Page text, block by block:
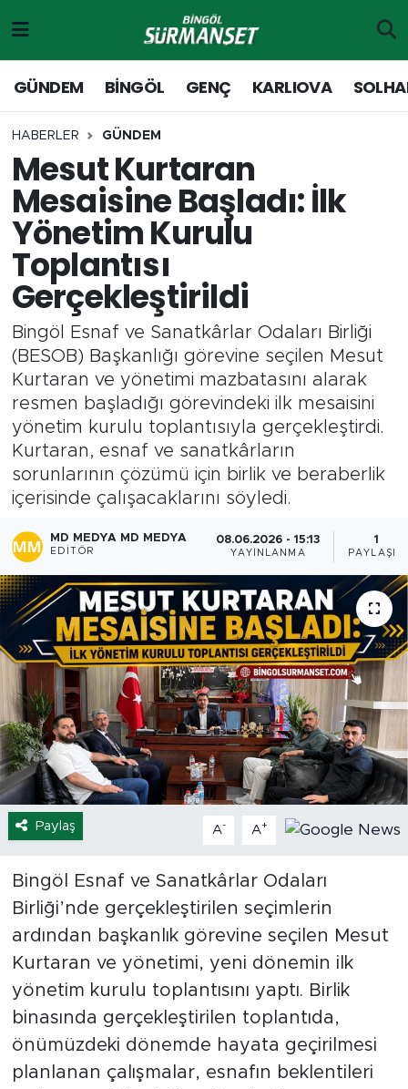
GÜNDEM BİNGÖL GENÇ KARLIOVA
HABERLER GÜNDEM
Mesut Kurtaran
Mesaisine Başladı: İlk
Yönetim Kurulu
Toplantısı
Gerçekleştirildi
Bingöl Esnaf ve Sanatkârlar Odaları Birliği
(BESOB) Başkanlığı görevine seçilen Mesut
Kurtaran ve yönetimi mazbatasını alarak
resmen başladığı görevindeki ilk mesaisini
yönetim kurulu toplantısıyla gerçekleştirdi.
Kurtaran, esnaf ve sanatkârların
sorunlarının çözümü için birlik ve beraberlik
içerisinde çalışacaklarını söyledi.
MD MEDYA MD MEDYA
EDITÖR
08.06.2026 - 15:13
YAYINLANMA
1
PAYLAŞIM
Paylaş A- A+
Bingöl Esnaf ve Sanatkârlar Odaları
Birliği’nde gerçekleştirilen seçimlerin
ardından başkanlık görevine seçilen Mesut
Kurtaran ve yönetimi, yeni dönemin ilk
yönetim kurulu toplantısını yaptı. Birlik
binasında gerçekleştirilen toplantıda,
önümüzdeki dönemde hayata geçirilmesi
planlanan çalışmalar, esnafın beklentileri
Genç
Solhan
Karlıova
Adaklı-Kiğı
Yayladere-Yedisu
MD Prestij Dergisi
Siyaset
Yaşam
Sağlık
Eğitim
Ekonomi
Hava Durumu
Tavz Der
Bingöl Kaza Haberleri
Merkez Hava Durumu
Merkez Trafik Yoğunluk Haritası
Süper Lig Puan Durumu ve Fikstür
Tüm Manşetler
Son Dakika Haberleri
Haber Arşivi